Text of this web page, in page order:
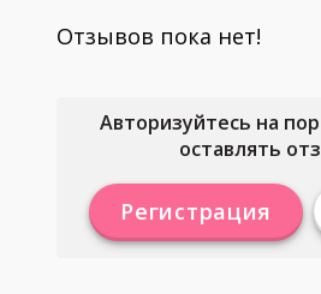
Отзывов пока нет!
Авторизуйтесь на
оставлять
Регистрация